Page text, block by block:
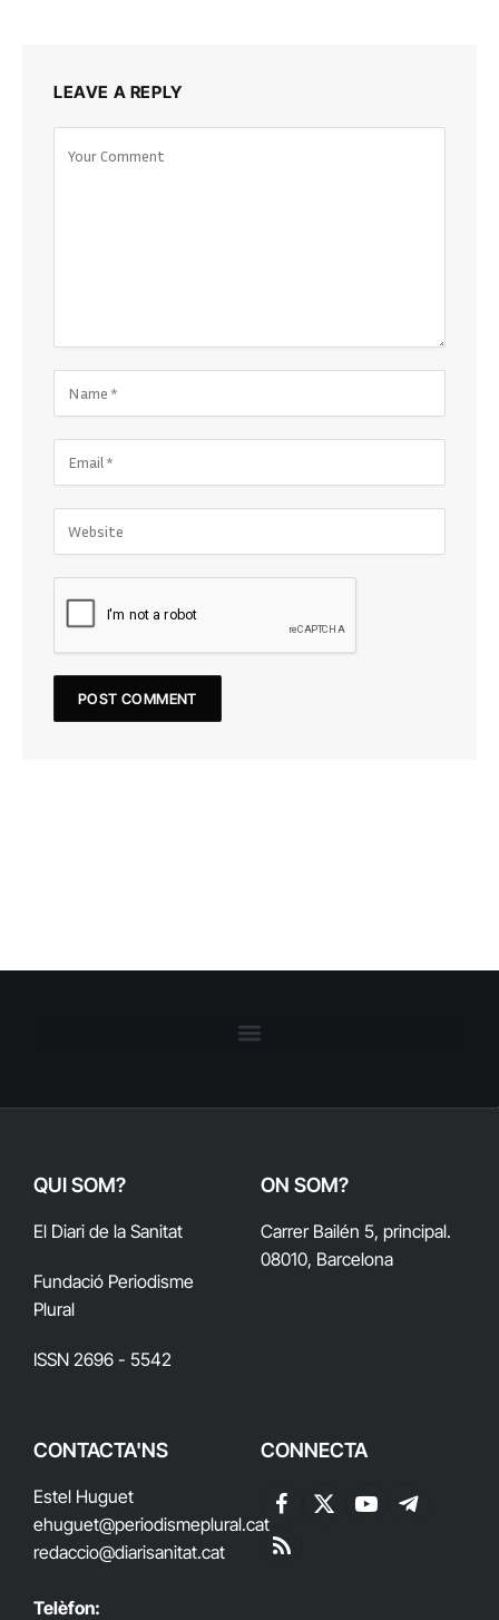
LEAVE A REPLY
QUI SOM?
El Diari de la Sanitat
Fundació Periodisme
Plural
ISSN 2696 - 5542
ON SOM?
Carrer Bailén 5, principal.
08010, Barcelona
CONTACTA'NS
Estel Huguet
ehuguet@periodismeplural.cat
redaccio@diarisanitat.cat
Telèfon:
CONNECTA
Facebook
X
YouTubeTelegram
RSS